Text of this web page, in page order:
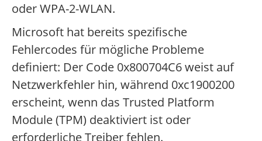
oder WPA-2-WLAN.
Microsoft hat bereits spezifische
Fehlercodes für mögliche Probleme
definiert: Der Code 0x800704C6 weist auf
Netzwerkfehler hin, während 0xc1900200
erscheint, wenn das Trusted Platform
Module (TPM) deaktiviert ist oder
erforderliche Treiber fehlen.